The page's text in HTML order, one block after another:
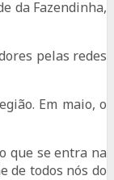
da Fazendinha,
pelas redes
Em maio, o
que se entra na
de todos nós do